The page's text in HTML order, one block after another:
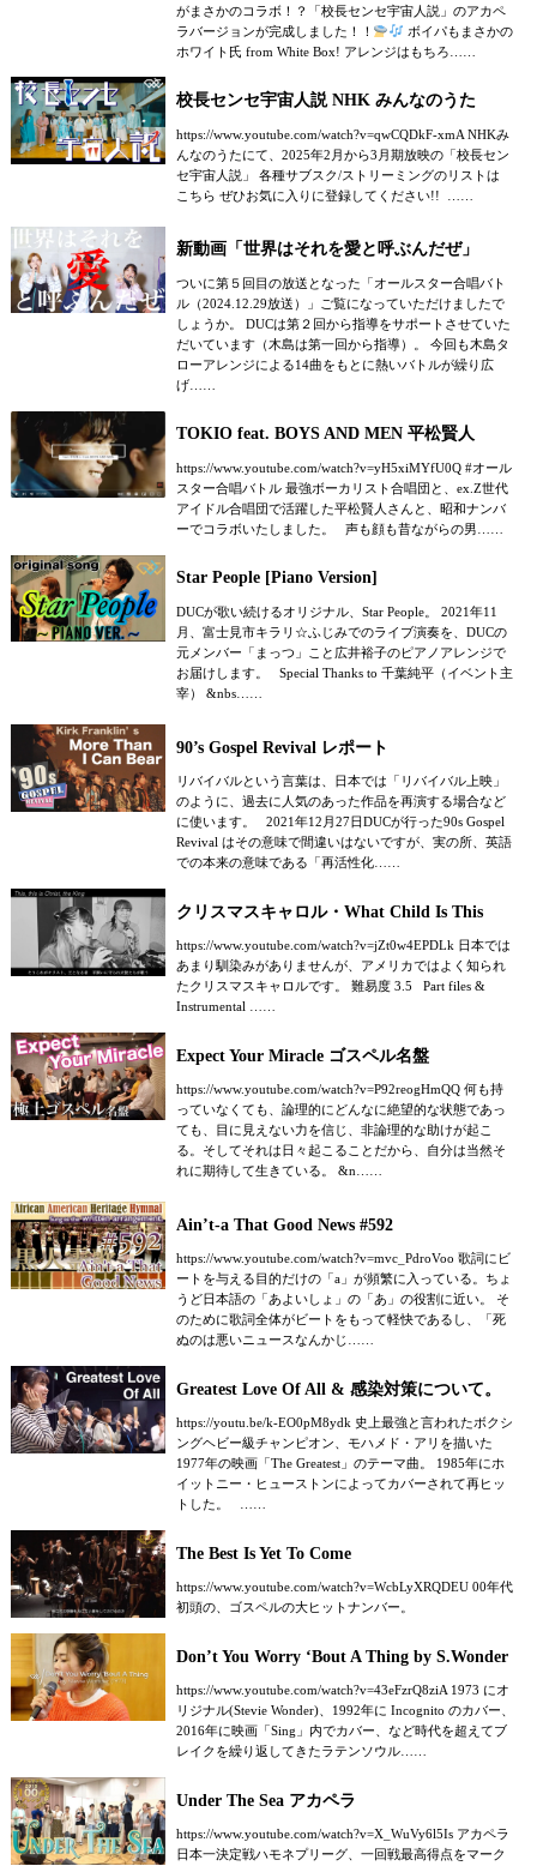
がまさかのコラボ！？「校長センセ宇宙人説」のアカペ
ラバージョンが完成しました！！
ボイパもまさかの
ホワイト氏 from White Box! アレンジはもちろ……
校長センセ宇宙人説 NHK みんなのうた
https://www.youtube.com/watch?v=qwCQDkF-xmA NHKみ
んなのうたにて、2025年2月から3月期放映の「校長セン
セ宇宙人説」 各種サブスク/ストリーミングのリストは
こちら ぜひお気に入りに登録してください!! ……
新動画「世界はそれを愛と呼ぶんだぜ」
ついに第５回目の放送となった「オールスター合唱バト
ル（2024.12.29放送）」ご覧になっていただけましたで
しょうか。 DUCは第２回から指導をサポートさせていた
だいています（木島は第一回から指導）。 今回も木島タ
ローアレンジによる14曲をもとに熱いバトルが繰り広
げ……
TOKIO feat. BOYS AND MEN 平松賢人
https://www.youtube.com/watch?v=yH5xiMYfU0Q #オール
スター合唱バトル 最強ボーカリスト合唱団と、ex.Z世代
アイドル合唱団で活躍した平松賢人さんと、昭和ナンバ
ーでコラボいたしました。 声も顔も昔ながらの男……
Star People [Piano Version]
DUCが歌い続けるオリジナル、Star People。 2021年11
月、富士見市キラリ☆ふじみでのライブ演奏を、DUCの
元メンバー「まっつ」こと広井裕子のピアノアレンジで
お届けします。 Special Thanks to 千葉純平（イベント主
宰） &nbs……
90’s Gospel Revival レポート
リバイバルという言葉は、日本では「リバイバル上映」
のように、過去に人気のあった作品を再演する場合など
に使います。 2021年12月27日DUCが行った90s Gospel
Revival はその意味で間違いはないですが、実の所、英語
での本来の意味である「再活性化……
クリスマスキャロル・What Child Is This
https://www.youtube.com/watch?v=jZt0w4EPDLk 日本では
あまり馴染みがありませんが、アメリカではよく知られ
たクリスマスキャロルです。 難易度 3.5 Part files &
Instrumental ……
Expect Your Miracle ゴスペル名盤
https://www.youtube.com/watch?v=P92reogHmQQ 何も持
っていなくても、論理的にどんなに絶望的な状態であっ
ても、目に見えない力を信じ、非論理的な助けが起こ
る。そしてそれは日々起こることだから、自分は当然そ
れに期待して生きている。 &n……
Ain’t-a That Good News #592
https://www.youtube.com/watch?v=mvc_PdroVoo 歌詞にビ
ートを与える目的だけの「a」が頻繁に入っている。ちょ
うど日本語の「あよいしょ」の「あ」の役割に近い。 そ
のために歌詞全体がビートをもって軽快であるし、「死
ぬのは悪いニュースなんかじ……
Greatest Love Of All & 感染対策について。
https://youtu.be/k-EO0pM8ydk 史上最強と言われたボクシ
ングヘビー級チャンピオン、モハメド・アリを描いた
1977年の映画「The Greatest」のテーマ曲。 1985年にホ
イットニー・ヒューストンによってカバーされて再ヒッ
トした。 ……
The Best Is Yet To Come
https://www.youtube.com/watch?v=WcbLyXRQDEU 00年代
初頭の、ゴスペルの大ヒットナンバー。
Don’t You Worry ‘Bout A Thing by S.Wonder
https://www.youtube.com/watch?v=43eFzrQ8ziA 1973 にオ
リジナル(Stevie Wonder)、1992年に Incognito のカバー、
2016年に映画「Sing」内でカバー、など時代を超えてブ
レイクを繰り返してきたラテンソウル……
Under The Sea アカペラ
https://www.youtube.com/watch?v=X_WuVy6l5Is アカペラ
日本一決定戦ハモネプリーグ、一回戦最高得点をマーク